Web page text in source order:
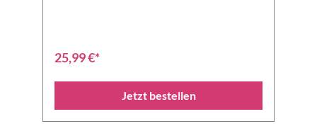
25,99 €*
Jetzt bestellen